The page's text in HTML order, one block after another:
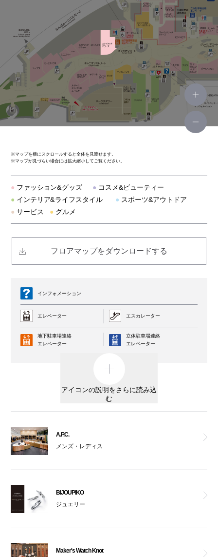
ステュディオス
ユナイテッドアローズ
キータイムズ
ビームス ゴルフ
イル ビゾンテ
フレームワーク
ヴェンキ
テーブル ナイス
アクタス
プレイ・コム デ ギャルソン
A.P.C.
ポール・スミス
※マップを横にスクロールすると全体を見渡せます。
※マップが見づらい場合には拡大縮小してご覧ください。
● ファッション&グッズ ● コスメ&ビューティー
● インテリア&ライフスタイル ● スポーツ&アウトドア
● サービス ● グルメ
フロアマップをダウンロードする
インフォメーション
エレベーター エスカレーター
地下駐車場連絡
エレベーター
立体駐車場連絡
エレベーター
外貨両替機 男女トイレ
親子トイレ
オムツ交換台
ATM
（パークスガーデン含む）
アイコンの説明をさらに読み込
む
A.P.C.
メンズ・レディス
BIJOUPIKO
ジュエリー
Maker's Watch Knot